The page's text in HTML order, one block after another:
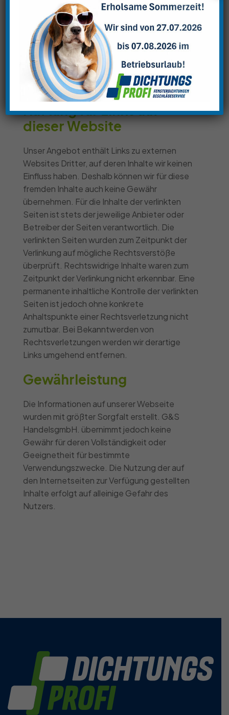
allgemeinen Gesetzen bleiben hiervon
unberührt. Eine diesbezügliche Haftung ist
jedoch erst ab dem Zeitpunkt der Kenntnis
einer konkreten Rechtsverletzung möglich.
Bei Bekanntwerden von entsprechenden
Rechtsverletzungen werden wir diese Inhalte
umgehend entfernen.
Haftung für Links auf
dieser Website
Unser Angebot enthält Links zu externen
Websites Dritter, auf deren Inhalte wir keinen
Einfluss haben. Deshalb können wir für diese
fremden Inhalte auch keine Gewähr
übernehmen. Für die Inhalte der verlinkten
Seiten ist stets der jeweilige Anbieter oder
Betreiber der Seiten verantwortlich. Die
verlinkten Seiten wurden zum Zeitpunkt der
Verlinkung auf mögliche Rechtsverstöße
überprüft. Rechtswidrige Inhalte waren zum
Zeitpunkt der Verlinkung nicht erkennbar. Eine
permanente inhaltliche Kontrolle der verlinkten
Seiten ist jedoch ohne konkrete
Anhaltspunkte einer Rechtsverletzung nicht
zumutbar. Bei Bekanntwerden von
Rechtsverletzungen werden wir derartige
Links umgehend entfernen.
Gewährleistung
Die Informationen auf unserer Webseite
wurden mit größter Sorgfalt erstellt. G&S
HandelsgmbH. übernimmt jedoch keine
Gewähr für deren Vollständigkeit oder
Geeignetheit für bestimmte
Verwendungszwecke. Die Nutzung der auf
den Internetseiten zur Verfügung gestellten
Inhalte erfolgt auf alleinige Gefahr des
Nutzers.